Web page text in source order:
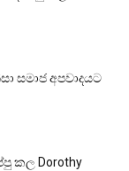
සමාජ අපවාදයට
කල Dorothy